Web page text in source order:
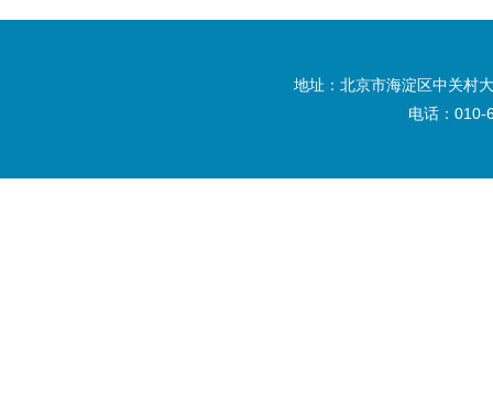
地址：北京市海淀区中关村
电话：